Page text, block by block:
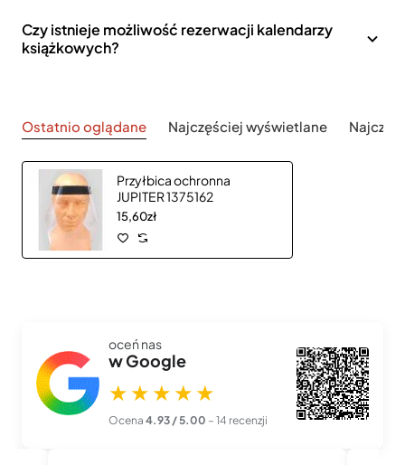
Czy istnieje możliwość rezerwacji kalendarzy
książkowych?
Ostatnio oglądane Najczęściej wyświetlane
Przyłbica ochronna
JUPITER 1375162
15,60zł
oceń nas
w Google
★★★★★
Ocena 4.93 / 5.00 – 14 recenzji